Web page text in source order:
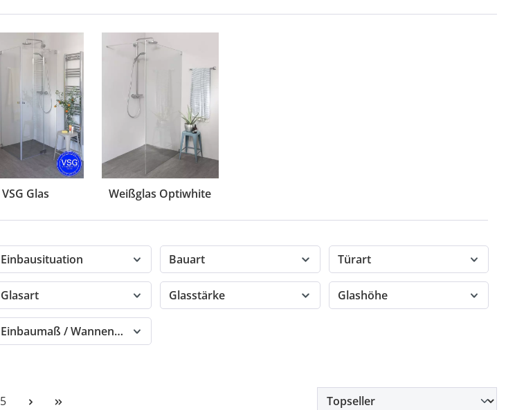
VSG Glas Weißglas Optiwhite
Einbausituation Bauart Türart
Glasart Glasstärke Glashöhe
Einbaumaß / Wannenmaß
Seite
5